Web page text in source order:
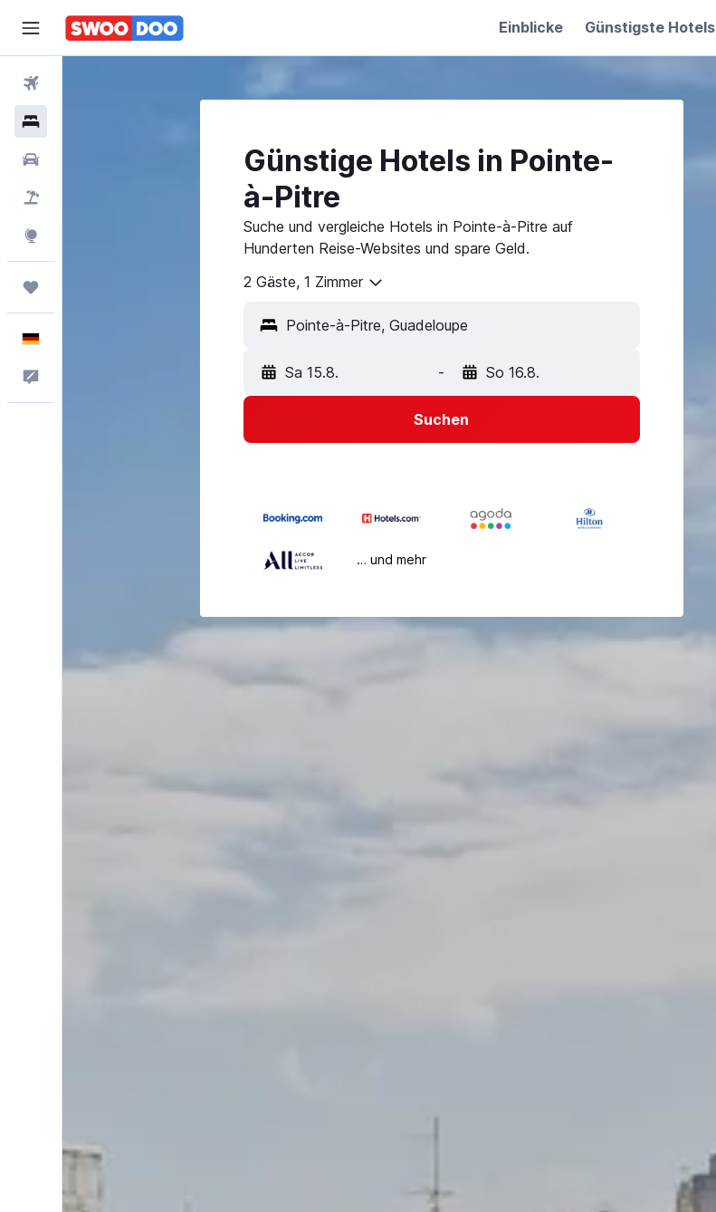
Einblicke Günstigste Hotels
Günstige Hotels in Pointe-
à-Pitre
Suche und vergleiche Hotels in Pointe-à-Pitre auf
Hunderten Reise-Websites und spare Geld.
2 Gäste, 1 Zimmer
Sa 15.8. - So 16.8.
Suchen
… und mehr